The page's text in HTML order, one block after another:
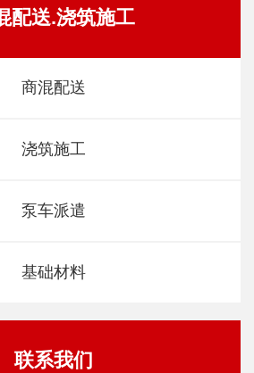
配送.浇筑施工
商混配送
浇筑施工
泵车派遣
基础材料
联系我们